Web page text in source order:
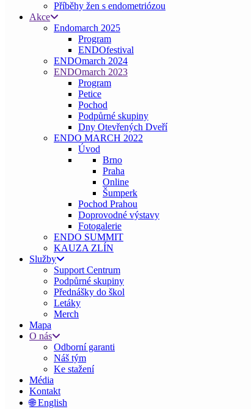
Příběhy žen s endometriózou
Akce
Endomarch 2025
Program
ENDOfestival
ENDOmarch 2024
ENDOmarch 2023
Program
Petice
Pochod
Podpůrné skupiny
Dny Otevřených Dveří
ENDO MARCH 2022
Úvod
Brno
Praha
Online
Šumperk
Pochod Prahou
Doprovodné výstavy
Fotogalerie
ENDO SUMMIT
KAUZA ZLÍN
Služby
Support Centrum
Podpůrné skupiny
Přednášky do škol
Letáky
Merch
Mapa
O nás
Odborní garanti
Náš tým
Ke stažení
Média
Kontakt
🌐 English